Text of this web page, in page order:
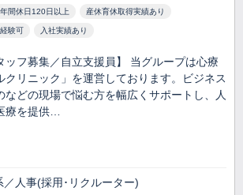
年間休日120日以上 産休育休取得実績あり
験可 入社実績あり
ッフ募集／自立支援員】 当グループは心療
クリニック」を運営しております。ビジネス
などの現場で悩む方を幅広くサポートし、人
療を提供…
／人事(採用･リクルーター)